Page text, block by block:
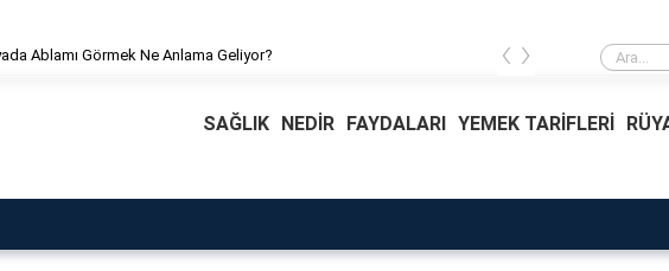
Ablamı Görmek Ne Anlama Geliyor? Rüyada Ablamı
‹ ›
SAĞLIK NEDİR FAYDALARI YEMEK TARİFLERİ